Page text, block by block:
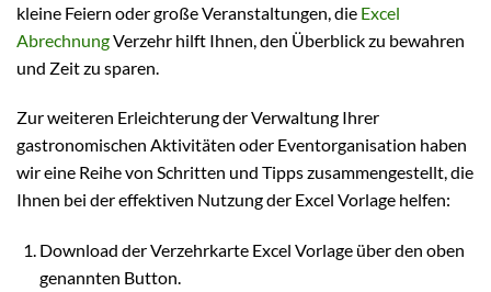
kleine Feiern oder große Veranstaltungen, die Excel
AbrechnungVerzehr hilft Ihnen, den Überblick zu bewahren
und Zeit zu sparen.
Zur weiteren Erleichterung der Verwaltung Ihrer
gastronomischen Aktivitäten oder Eventorganisation haben
wir eine Reihe von Schritten und Tipps zusammengestellt, die
Ihnen bei der effektiven Nutzung der Excel Vorlage helfen:
Download der Verzehrkarte Excel Vorlage über den oben
genannten Button.